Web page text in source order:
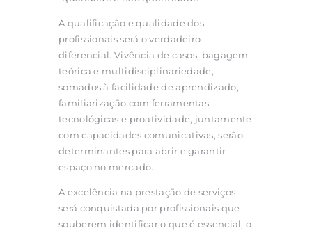
A qualificação e qualidade dos
profissionais será o verdadeiro
diferencial. Vivência de casos, bagagem
teórica e multidisciplinariedade,
somados à facilidade de aprendizado,
familiarização com ferramentas
tecnológicas e proatividade, juntamente
com capacidades comunicativas, serão
determinantes para abrir e garantir
espaço no mercado.
A excelência na prestação de serviços
será conquistada por profissionais que
souberem identificar o que é essencial, o